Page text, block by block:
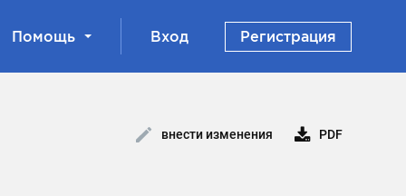
Помощь Вход Регистрация
внести изменения PDF